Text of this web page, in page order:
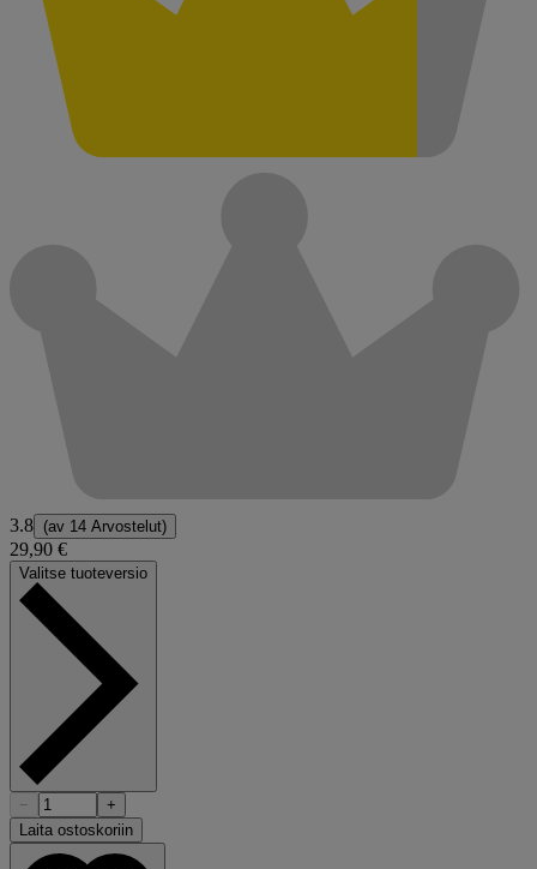
3.8 (av 14 Arvostelut)
29,90 €
Valitse tuoteversio
−
+
Laita ostoskoriin